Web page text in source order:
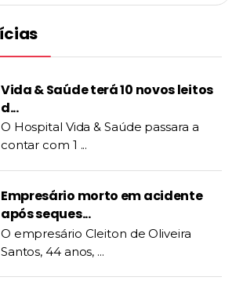
Vida & Saúde terá 10 novos leitos
d...
O Hospital Vida & Saúde passara a
contar com 1 ...
Empresário morto em acidente
após seques...
O empresário Cleiton de Oliveira
Santos, 44 anos, ...